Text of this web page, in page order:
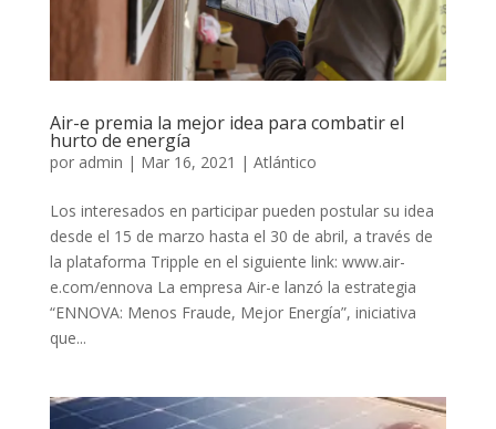
Air-e premia la mejor idea para combatir el
hurto de energía
por admin | Mar 16, 2021 | Atlántico
Los interesados en participar pueden postular su idea
desde el 15 de marzo hasta el 30 de abril, a través de
la plataforma Tripple en el siguiente link: www.air-
e.com/ennova La empresa Air-e lanzó la estrategia
“ENNOVA: Menos Fraude, Mejor Energía”, iniciativa
que...